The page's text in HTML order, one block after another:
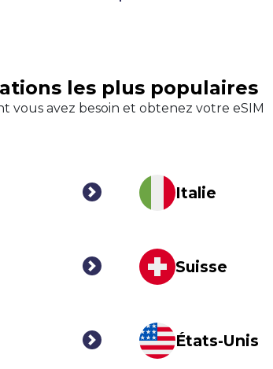
les plus populaires
vous avez besoin et obtenez votre eSIM
Italie
Suisse
États-Unis